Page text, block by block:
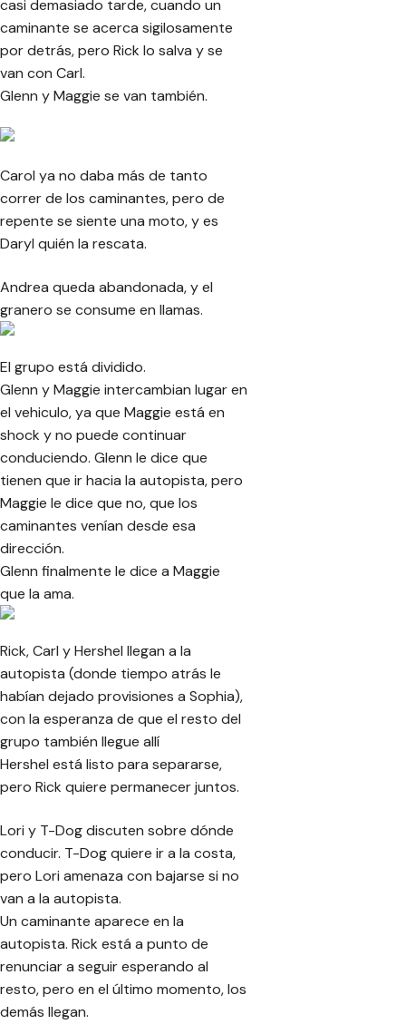
casi demasiado tarde, cuando un
caminante se acerca sigilosamente
por detrás, pero Rick lo salva y se
van con Carl.
Glenn y Maggie se van también.
Carol ya no daba más de tanto
correr de los caminantes, pero de
repente se siente una moto, y es
Daryl quién la rescata.
Andrea queda abandonada, y el
granero se consume en llamas.
El grupo está dividido.
Glenn y Maggie intercambian lugar en
el vehiculo, ya que Maggie está en
shock y no puede continuar
conduciendo. Glenn le dice que
tienen que ir hacia la autopista, pero
Maggie le dice que no, que los
caminantes venían desde esa
dirección.
Glenn finalmente le dice a Maggie
que la ama.
Rick, Carl y Hershel llegan a la
autopista (donde tiempo atrás le
habían dejado provisiones a Sophia),
con la esperanza de que el resto del
grupo también llegue allí
Hershel está listo para separarse,
pero Rick quiere permanecer juntos.
Lori y T-Dog discuten sobre dónde
conducir. T-Dog quiere ir a la costa,
pero Lori amenaza con bajarse si no
van a la autopista.
Un caminante aparece en la
autopista. Rick está a punto de
renunciar a seguir esperando al
resto, pero en el último momento, los
demás llegan.